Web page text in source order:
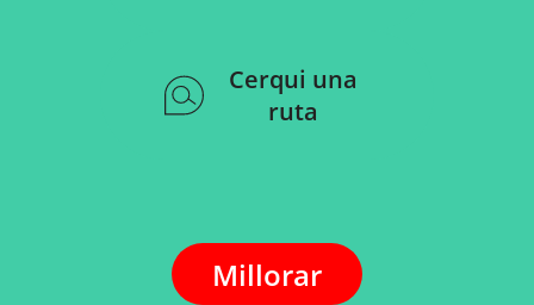
Cerqui una
ruta
Millorar